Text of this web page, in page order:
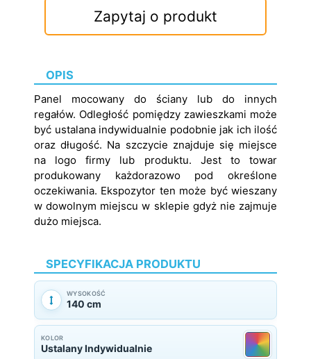
Zapytaj o produkt
OPIS
Panel mocowany do ściany lub do innych
regałów. Odległość pomiędzy zawieszkami może
być ustalana indywidualnie podobnie jak ich ilość
oraz długość. Na szczycie znajduje się miejsce
na logo firmy lub produktu. Jest to towar
produkowany każdorazowo pod określone
oczekiwania. Ekspozytor ten może być wieszany
w dowolnym miejscu w sklepie gdyż nie zajmuje
dużo miejsca.
SPECYFIKACJA PRODUKTU
WYSOKOŚĆ
140 cm
KOLOR
Ustalany Indywidualnie